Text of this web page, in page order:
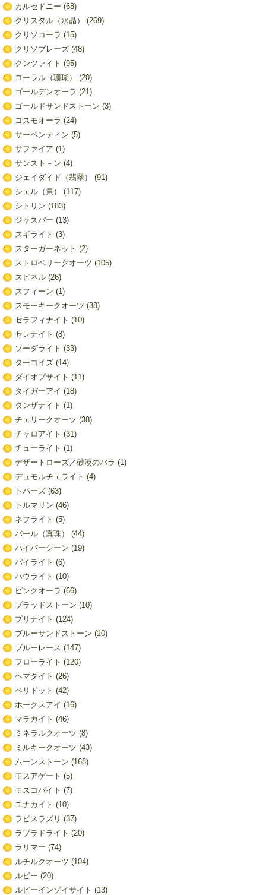
カルセドニー (68)
クリスタル（水晶）
(269)
クリソコーラ (15)
クリソプレーズ(48)
クンツァイト (95)
コーラル（珊瑚）
(20)
ゴールデンオーラ (21)
ゴールドサンドストーン (3)
コスモオーラ (24)
サーペンティン (5)
サファイア (1)
サンスト－ン (4)
ジェイダイド（翡翠）
(91)
シェル（貝）
(117)
シトリン (183)
ジャスパー (13)
スギライト (3)
スターガーネット (2)
ストロベリークオーツ (105)
スピネル(26)
スフィーン (1)
スモーキークオーツ (38)
セラフィナイト (10)
セレナイト (8)
ソーダライト (33)
ターコイズ(14)
ダイオプサイト (11)
タイガーアイ (18)
タンザナイト (1)
チェリークオーツ (38)
チャロアイト (31)
チューライト (1)
デザートローズ／砂漠のバラ (1)
デュモルチェライト (4)
トパーズ(63)
トルマリン (46)
ネフライト (5)
パール（真珠）
(44)
ハイパーシーン (19)
パイライト (6)
ハウライト (10)
ピンクオーラ (66)
ブラッドストーン (10)
プリナイト (124)
ブルーサンドストーン (10)
ブルーレース (147)
フローライト (120)
ヘマタイト (26)
ペリドット (42)
ホークスアイ (16)
マラカイト (46)
ミネラルクオーツ (8)
ミルキークオーツ (43)
ムーンストーン (168)
モスアゲート (5)
モスコバイト (7)
ユナカイト (10)
ラピスラズリ (37)
ラブラドライト (20)
ラリマー (74)
ルチルクオーツ (104)
ルビー (20)
ルビーインゾイサイト (13)